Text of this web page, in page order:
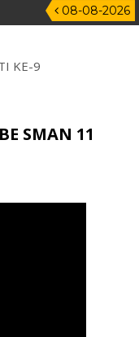
08-08-2026
KE-9
SMAN 11